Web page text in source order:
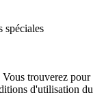
spéciales
trouverez pour
d'utilisation du